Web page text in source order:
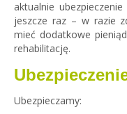
aktualnie
jeszcze raz – w razie
mieć dodatkowe
rehabilitację.
Ubezpieczamy: